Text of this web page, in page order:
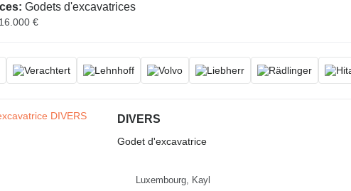
Godets d'excavatrices
€
DIVERS
Godet d'excavatrice
Luxembourg, Kayl